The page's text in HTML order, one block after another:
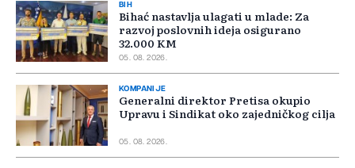
BIH
Bihać nastavlja ulagati u mlade: Za
razvoj poslovnih ideja osigurano
32.000 KM
05. 08. 2026.
KOMPANIJE
Generalni direktor Pretisa okupio
Upravu i Sindikat oko zajedničkog cilja
05. 08. 2026.